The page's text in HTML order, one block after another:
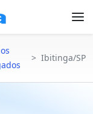
> Ibitinga/SP